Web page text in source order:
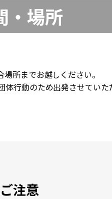
・場所
所までお越しください。
行動のため出発させてい
注意